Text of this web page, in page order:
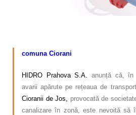
comuna Ciorani
HIDRO Prahova S.A.
anunță că, în
avarii apărute pe rețeaua de
Cioranii de Jos,
provocată de
canalizare în zonă, este nevoită să